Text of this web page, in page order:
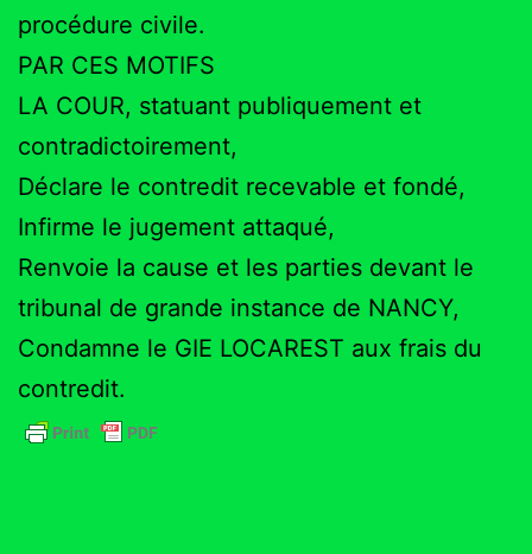
procédure civile.
PAR CES MOTIFS
LA COUR, statuant publiquement et
contradictoirement,
Déclare le contredit recevable et fondé,
Infirme le jugement attaqué,
Renvoie la cause et les parties devant le
tribunal de grande instance de NANCY,
Condamne le GIE LOCAREST aux frais du
contredit.